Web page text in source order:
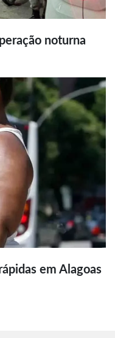
noturna
em Alagoas